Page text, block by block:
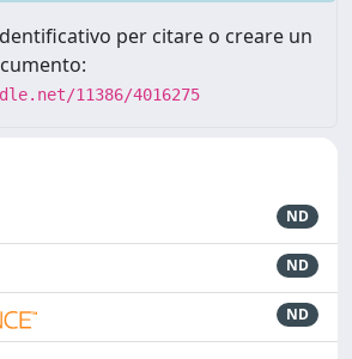
per citare o creare un
11386/4016275
ND
ND
ND